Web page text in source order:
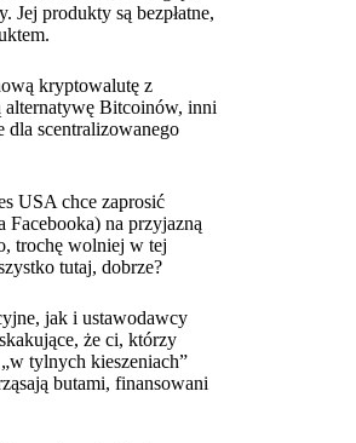
Jej produkty są bezpłatne,
kryptowalutę z
alternatywę Bitcoinów, inni
dla scentralizowanego
USA chce zaprosić
Facebooka) na przyjazną
trochę wolniej w tej
tutaj, dobrze?
jak i ustawodawcy
że ci, którzy
tylnych kieszeniach”
butami, finansowani